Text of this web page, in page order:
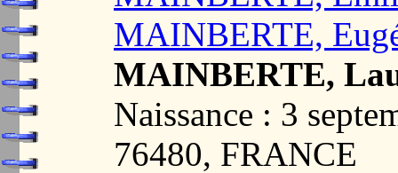
MAINBERTE,
MAINBERTE,
Naissance : 3
76480, FRANCE